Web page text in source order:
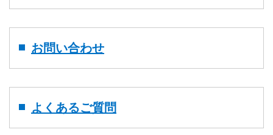
お問い合わせ
よくあるご質問